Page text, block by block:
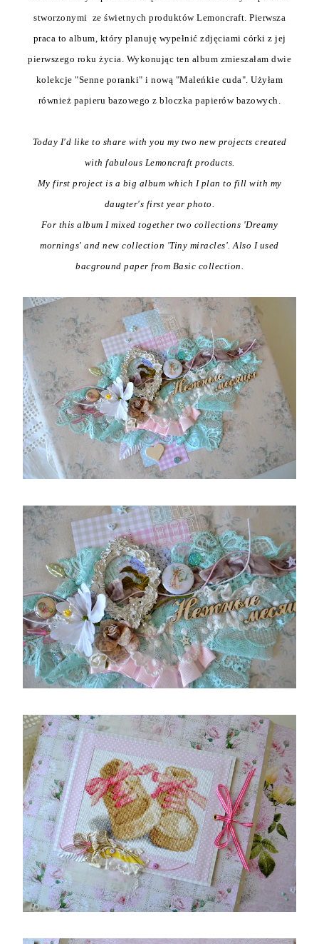
stworzonymi ze świetnych produktów Lemoncraft. Pierwsza
praca to album, który planuję wypełnić zdjęciami córki z jej
pierwszego roku życia. Wykonując ten album zmieszałam dwie
kolekcje "Senne poranki" i nową "Maleńkie cuda". Użyłam
również papieru bazowego z bloczka papierów bazowych.
Today I'd like to share with you my two new projects created
with fabulous Lemoncraft products.
My first project is a big album which I plan to fill with my
daugter's first year photo.
For this album I mixed together two collections 'Dreamy
mornings' and new collection 'Tiny miracles'. Also I used
bacground paper from Basic collection.